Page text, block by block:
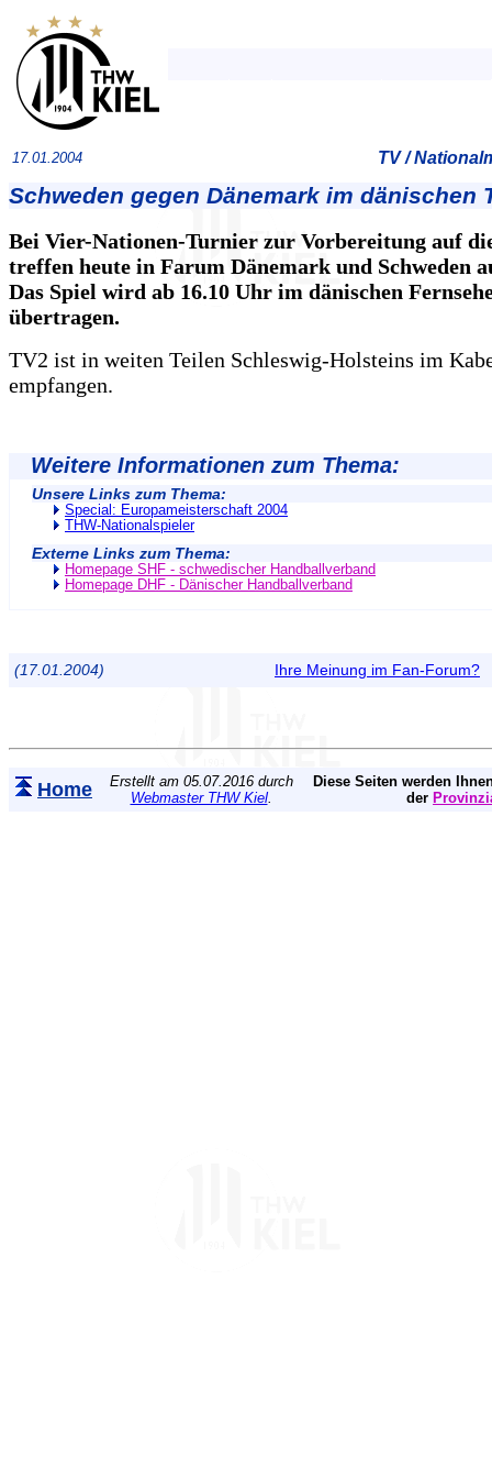
17.01.2004 TV /
Schweden gegen Dänemark im dänischen
Bei Vier-Nationen-Turnier zur Vorbereitung auf
treffen heute in Farum Dänemark und Schweden
Das Spiel wird ab 16.10 Uhr im dänischen
übertragen.
TV2 ist in weiten Teilen Schleswig-Holsteins im
empfangen.
Weitere Informationen zum Thema:
Unsere Links zum Thema:
Special: Europameisterschaft 2004
THW-Nationalspieler
Externe Links zum Thema:
Homepage SHF - schwedischer Handballverband
Homepage DHF - Dänischer Handballverband
(17.01.2004) Ihre Meinung im Fan-Forum?
Home
Erstellt am 05.07.2016 durch
Webmaster THW Kiel.
Diese Seiten werden
der